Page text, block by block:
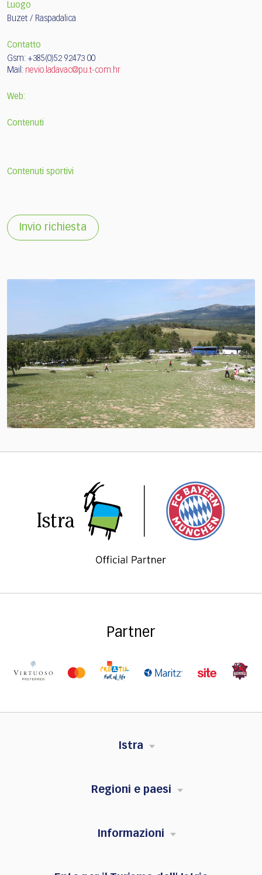
Luogo
Buzet / Raspadalica
Contatto
Gsm: +385(0)52 92473 00
Mail: nevio.ladavac@pu.t-com.hr
Web:
Contenuti
Contenuti sportivi
Invio richiesta
Partner
Istra
Regioni e paesi
Informazioni